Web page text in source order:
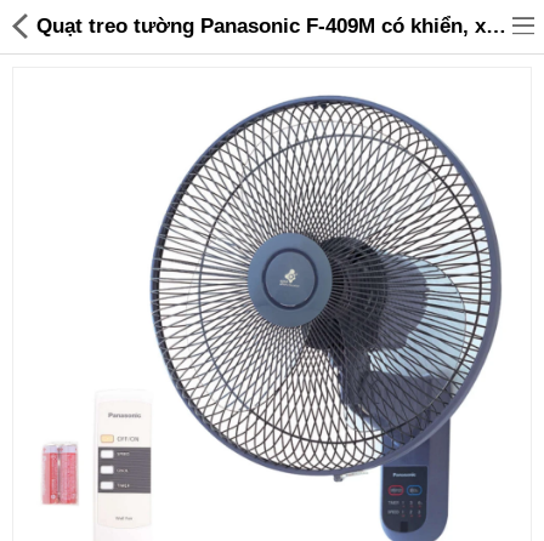
Đồ gia dụng & Nhà cửa
Sản phẩm khác
Thương hiệu
Quạt treo tường Panasonic F‑409M có khiển, xuất xứ Malaysia, bảo hành 12 tháng - 2,090,000 | Sanhangre